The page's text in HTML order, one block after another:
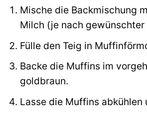
Mische die Backmischung
Milch (je nach gewünschter
Fülle den Teig in
Backe die Muffins im
goldbraun.
Lasse die Muffins abkühlen